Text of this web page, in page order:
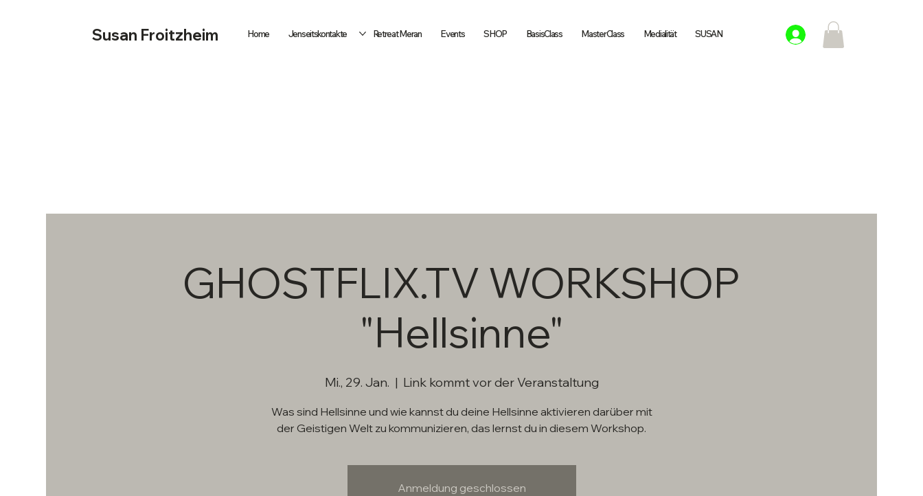
Susan Froitzheim Home Jenseitskontakte Retreat Meran Events SHOP BasisClass MasterClass Medialität SUSAN
GHOSTFLIX.TV WORKSHOP
"Hellsinne"
Mi., 29. Jan.
  |
Link kommt vor der Veranstaltung
Was sind Hellsinne und wie kannst du deine Hellsinne aktivieren darüber mit
der Geistigen Welt zu kommunizieren, das lernst du in diesem Workshop.
Anmeldung geschlossen